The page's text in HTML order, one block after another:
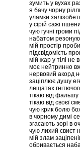
зумить у вухах
я бачу чорну
уламки
у сірій сажі
чую гучні громи
набатом
мій простір
підсвідомість
мій жар у тілі не
моє нейтринно
нервовий акорд
заціплює душу
лещатах
тікаю від фальшу
тікаю від своєї
чую крик болю
в чорному димі
згасають зорі в
чую лихий свист
мій злам
обривається